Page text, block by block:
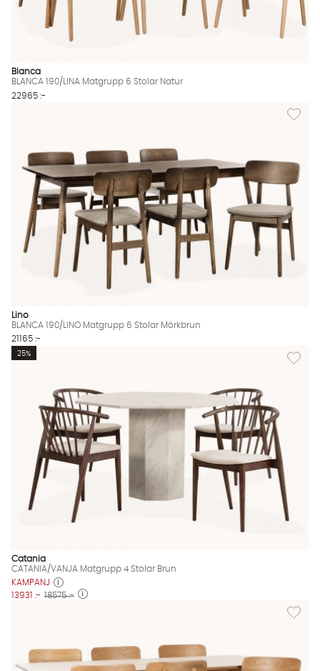
Blanca
BLANCA 190/LINA Matgrupp 6 Stolar Natur
22965 :-
Lägg
Lino
BLANCA 190/LINO Matgrupp 6 Stolar Mörkbrun
21165 :-
Lägg
25%
Catania
CATANIA/VANJA Matgrupp 4 Stolar Brun
KAMPANJ
13931 :- 18575 :-
Lägg